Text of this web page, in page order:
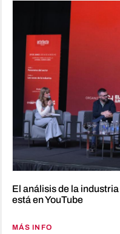
El análisis de la
está en YouTube
MÁS INFO